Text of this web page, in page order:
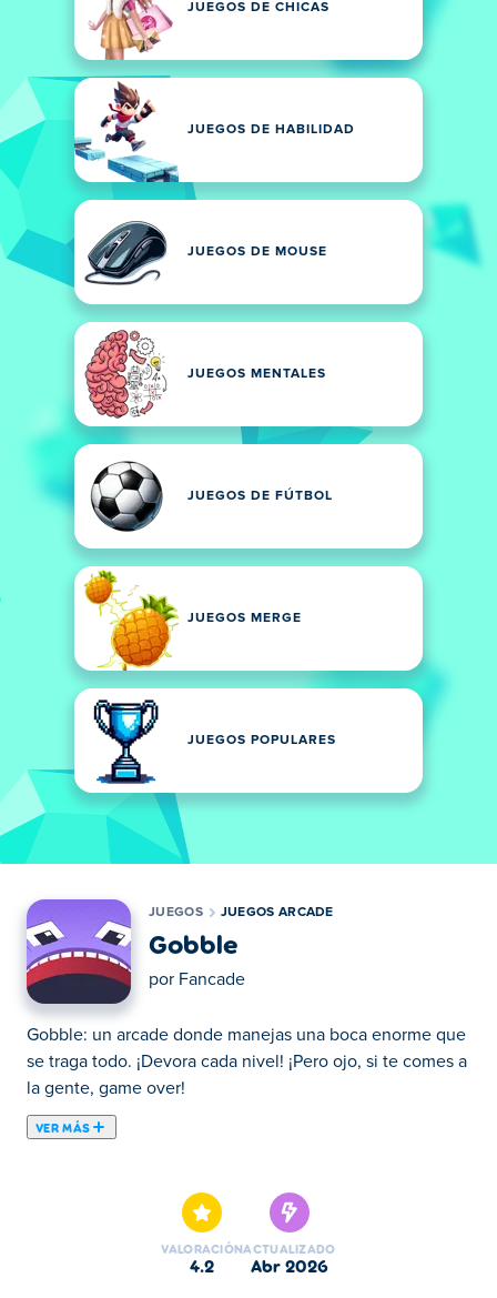
JUEGOS DE CHICAS
JUEGOS DE HABILIDAD
JUEGOS DE MOUSE
JUEGOS MENTALES
JUEGOS DE FÚTBOL
JUEGOS MERGE
JUEGOS POPULARES
JUEGOS JUEGOS ARCADE
Gobble
por Fancade
Gobble: un arcade donde manejas una boca enorme que
se traga todo. ¡Devora cada nivel! ¡Pero ojo, si te comes a
la gente, game over!
VER MÁS
personas. ¡Muévete por el suelo y devora todo lo que
veas, desde cactus y rocas hasta árboles y cajas! Cada
rompecabezas está relacionado con uno anterior, ¡pero
VALORACIÓN
4.2
ACTUALIZADO
abr 2026